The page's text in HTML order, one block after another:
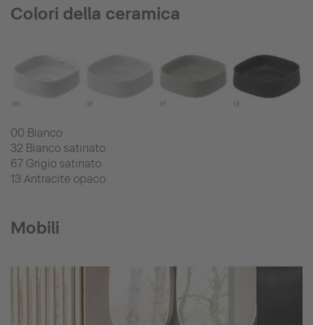
Colori della ceramica
00 Bianco
32 Bianco satinato
67 Grigio satinato
13 Antracite opaco
Mobili